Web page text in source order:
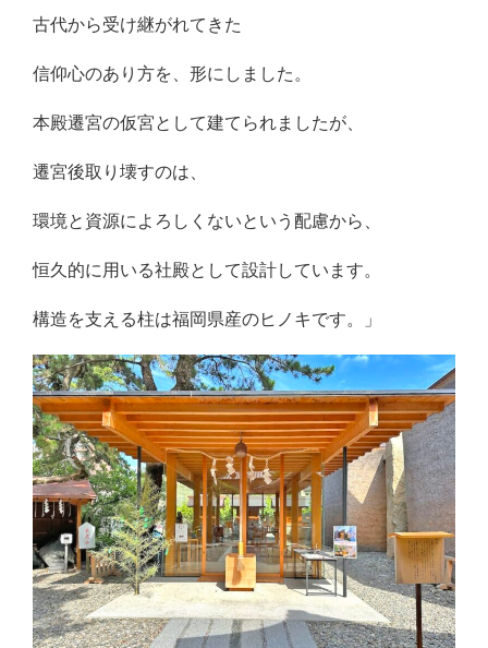
古代から受け継がれてきた
信仰心のあり方を、形にしました。
本殿遷宮の仮宮として建てられましたが、
遷宮後取り壊すのは、
環境と資源によろしくないという配慮から、
恒久的に用いる社殿として設計しています。
構造を支える柱は福岡県産のヒノキです。」